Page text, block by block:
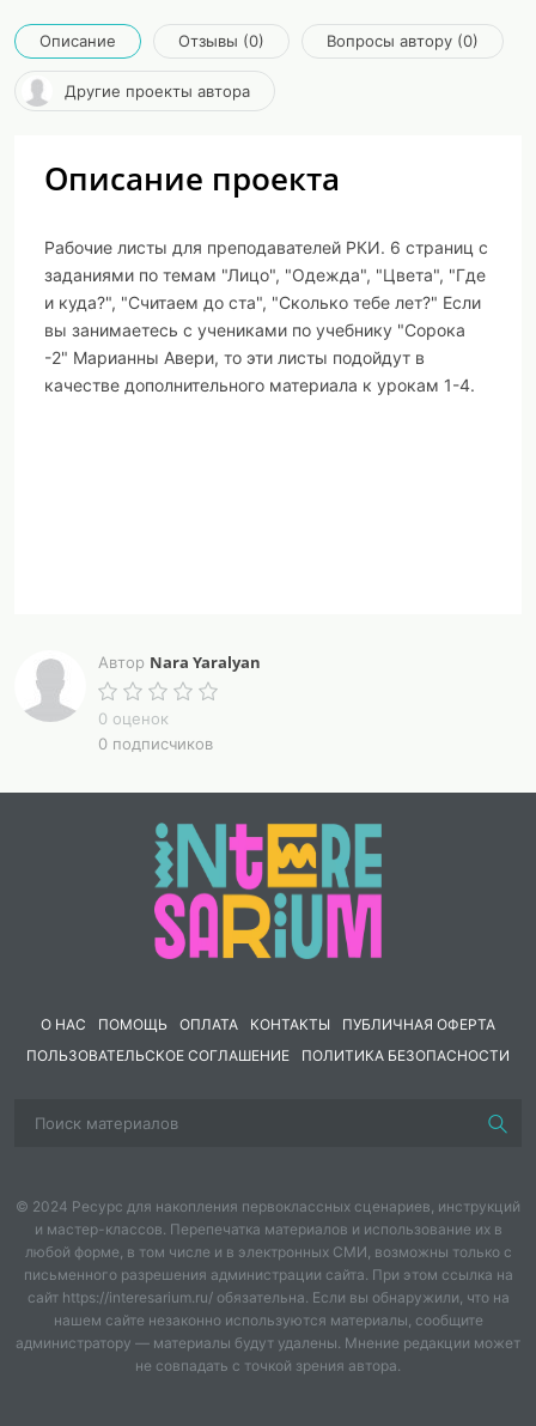
Описание Отзывы (0) Вопросы автору (0)
Другие проекты автора
Описание проекта
Рабочие листы для преподавателей РКИ. 6 страниц с
заданиями по темам "Лицо", "Одежда", "Цвета", "Где
и куда?", "Считаем до ста", "Сколько тебе лет?" Если
вы занимаетесь с учениками по учебнику "Сорока
-2" Марианны Авери, то эти листы подойдут в
качестве дополнительного материала к урокам 1-4.
Автор Nara Yaralyan
0 оценок
0 подписчиков
О НАС ПОМОЩЬ ОПЛАТА КОНТАКТЫ
ПУБЛИЧНАЯ ОФЕРТА
ПОЛЬЗОВАТЕЛЬСКОЕ СОГЛАШЕНИЕ
ПОЛИТИКА БЕЗОПАСНОСТИ
© 2024 Ресурс для накопления первоклассных сценариев, инструкций
и мастер-классов. Перепечатка материалов и использование их в
любой форме, в том числе и в электронных СМИ, возможны только с
письменного разрешения администрации сайта. При этом ссылка на
сайт https://interesarium.ru/ обязательна. Если вы обнаружили, что на
нашем сайте незаконно используются материалы, сообщите
администратору — материалы будут удалены. Мнение редакции может
не совпадать с точкой зрения автора.